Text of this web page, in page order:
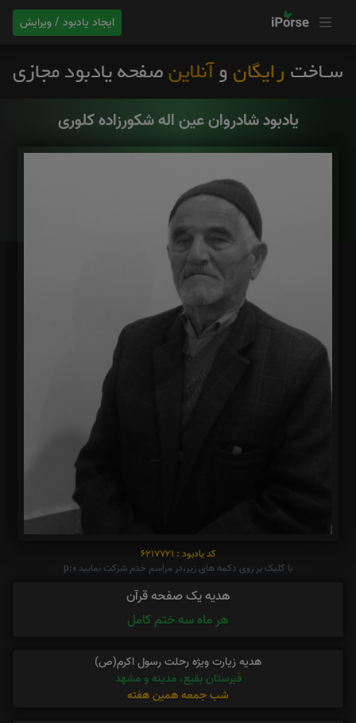
ایجاد یادبود / ویرایش
یادبود شادروان عین اله شکورزاده کلوری
کد یادبود : 6217721
با کلیک بر روی دکمه های زیر،در مراسم ختم شرکت نمایید p:0
هدیه یک صفحه قرآن
هر ماه سه ختم کامل
هدیه زیارت ویژه رحلت رسول اکرم(ص)
قبرستان بقیع، مدینه و مشهد
شب جمعه همین هفته